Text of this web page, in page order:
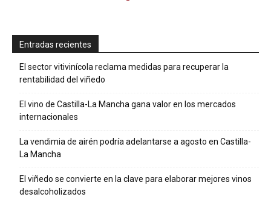
Entradas recientes
El sector vitivinícola reclama medidas para recuperar la
rentabilidad del viñedo
El vino de Castilla-La Mancha gana valor en los mercados
internacionales
La vendimia de airén podría adelantarse a agosto en Castilla-
La Mancha
El viñedo se convierte en la clave para elaborar mejores vinos
desalcoholizados